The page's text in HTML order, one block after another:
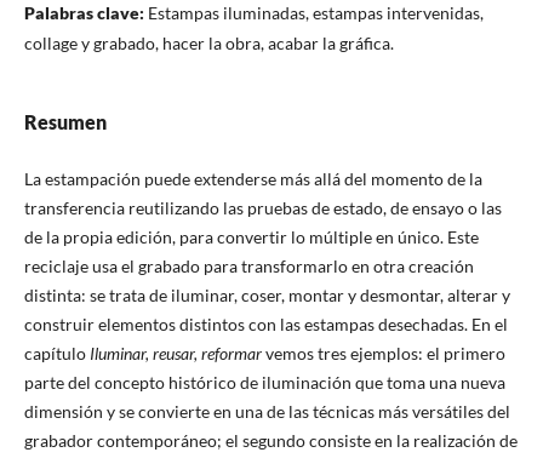
Palabras clave: Estampas iluminadas, estampas intervenidas,
collage y grabado, hacer la obra, acabar la gráfica.
Resumen
La estampación puede extenderse más allá del momento de la
transferencia reutilizando las pruebas de estado, de ensayo o las
de la propia edición, para convertir lo múltiple en único. Este
reciclaje usa el grabado para transformarlo en otra creación
distinta: se trata de iluminar, coser, montar y desmontar, alterar y
construir elementos distintos con las estampas desechadas. En el
capítulo Iluminar, reusar, reformarvemos tres ejemplos: el primero
parte del concepto histórico de iluminación que toma una nueva
dimensión y se convierte en una de las técnicas más versátiles del
grabador contemporáneo; el segundo consiste en la realización de